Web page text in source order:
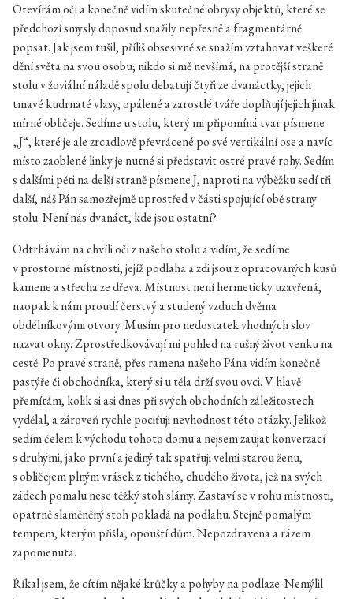
Otevírám oči a konečně vidím skutečné obrysy objektů, které se
předchozí smysly doposud snažily nepřesně a fragmentárně
popsat. Jak jsem tušil, příliš obsesivně se snažím vztahovat veškeré
dění světa na svou osobu; nikdo si mě nevšímá, na protější straně
stolu v žoviální náladě spolu debatují čtyři ze dvanáctky, jejich
tmavé kudrnaté vlasy, opálené a zarostlé tváře doplňují jejich jinak
mírné obličeje. Sedíme u stolu, který mi připomíná tvar písmene
„J“, které je ale zrcadlově převrácené po své vertikální ose a navíc
místo zaoblené linky je nutné si představit ostré pravé rohy. Sedím
s dalšími pěti na delší straně písmene J, naproti na výběžku sedí tři
další, náš Pán samozřejmě uprostřed v části spojující obě strany
stolu. Není nás dvanáct, kde jsou ostatní?
Odtrhávám na chvíli oči z našeho stolu a vidím, že sedíme
v prostorné místnosti, jejíž podlaha a zdi jsou z opracovaných kusů
kamene a střecha ze dřeva. Místnost není hermeticky uzavřená,
naopak k nám proudí čerstvý a studený vzduch dvěma
obdélníkovými otvory. Musím pro nedostatek vhodných slov
nazvat okny. Zprostředkovávají mi pohled na rušný život venku na
cestě. Po pravé straně, přes ramena našeho Pána vidím konečně
pastýře či obchodníka, který si u těla drží svou ovci. V hlavě
přemítám, kolik si asi dnes při svých obchodních záležitostech
vydělal, a zároveň rychle pociťuji nevhodnost této otázky. Jelikož
sedím čelem k východu tohoto domu a nejsem zaujat konverzací
s druhými, jako první a jediný tak spatřuji velmi starou ženu,
s obličejem plným vrásek z tichého, chudého života, jež na svých
zádech pomalu nese těžký stoh slámy. Zastaví se v rohu místnosti,
opatrně slaměněný stoh pokladá na podlahu. Stejně pomalým
tempem, kterým přišla, opouští dům. Nepozdravena a rázem
zapomenuta.
Říkal jsem, že cítím nějaké krůčky a pohyby na podlaze. Nemýlil